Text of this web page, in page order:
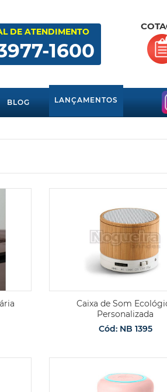
DE ATENDIMENTO
1600
BLOG LANÇAMENTOS
Caixa de Som
Personalizada
Cód: NB 1395